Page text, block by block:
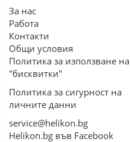
За нас
Работа
Контакти
Общи условия
Политика за използване на
"бисквитки"
Политика за сигурност на
личните данни
service@helikon.bg
Helikon.bg във Facebook